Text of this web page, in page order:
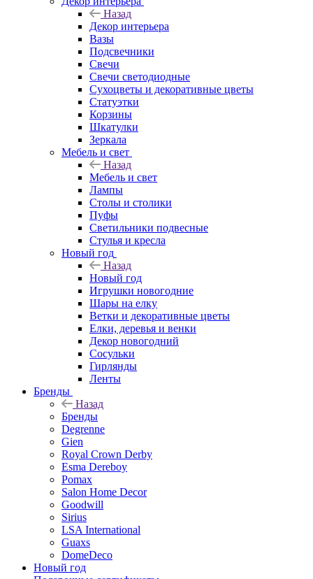
Назад
Декор интерьера
Вазы
Подсвечники
Свечи
Свечи светодиодные
Сухоцветы и декоративные цветы
Статуэтки
Корзины
Шкатулки
Зеркала
Мебель и свет
Назад
Мебель и свет
Лампы
Столы и столики
Пуфы
Светильники подвесные
Стулья и кресла
Новый год
Назад
Новый год
Игрушки новогодние
Шары на елку
Ветки и декоративные цветы
Елки, деревья и венки
Декор новогодний
Сосульки
Гирлянды
Ленты
Бренды
Назад
Бренды
Degrenne
Gien
Royal Crown Derby
Esma Dereboy
Pomax
Salon Home Decor
Goodwill
Sirius
LSA International
Guaxs
DomeDeco
Новый год